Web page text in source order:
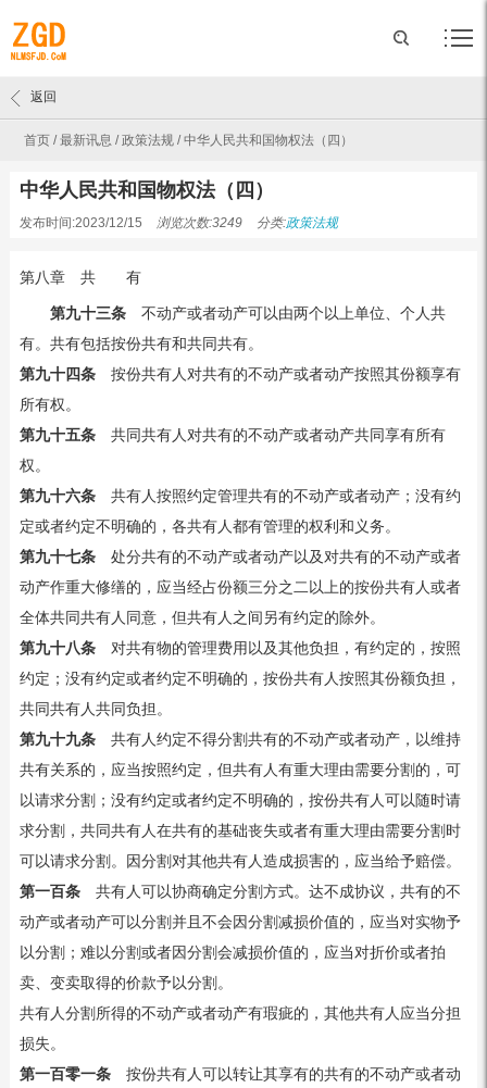
首页 /最新讯息 /政策法规 /中华人民共和国物权法（四）
返回
中华人民共和国物权法（四）
发布时间:2023/12/15 浏览次数:3249 分类:政策法规
第八章 共 有
第九十三条不动产或者动产可以由两个以上单位、个人共
有。共有包括按份共有和共同共有。
第九十四条按份共有人对共有的不动产或者动产按照其份额享有
所有权。
第九十五条共同共有人对共有的不动产或者动产共同享有所有
权。
第九十六条共有人按照约定管理共有的不动产或者动产；没有约
定或者约定不明确的，各共有人都有管理的权利和义务。
第九十七条处分共有的不动产或者动产以及对共有的不动产或者
动产作重大修缮的，应当经占份额三分之二以上的按份共有人或者
全体共同共有人同意，但共有人之间另有约定的除外。
第九十八条对共有物的管理费用以及其他负担，有约定的，按照
约定；没有约定或者约定不明确的，按份共有人按照其份额负担，
共同共有人共同负担。
第九十九条共有人约定不得分割共有的不动产或者动产，以维持
共有关系的，应当按照约定，但共有人有重大理由需要分割的，可
以请求分割；没有约定或者约定不明确的，按份共有人可以随时请
求分割，共同共有人在共有的基础丧失或者有重大理由需要分割时
可以请求分割。因分割对其他共有人造成损害的，应当给予赔偿。
第一百条共有人可以协商确定分割方式。达不成协议，共有的不
动产或者动产可以分割并且不会因分割减损价值的，应当对实物予
以分割；难以分割或者因分割会减损价值的，应当对折价或者拍
卖、变卖取得的价款予以分割。
共有人分割所得的不动产或者动产有瑕疵的，其他共有人应当分担
损失。
第一百零一条按份共有人可以转让其享有的共有的不动产或者动